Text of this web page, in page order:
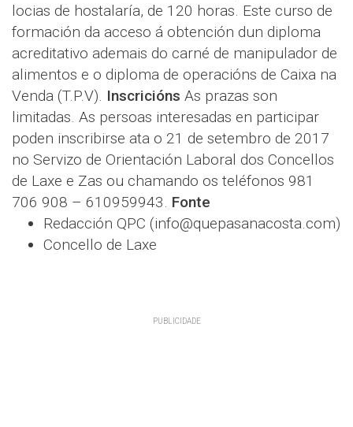
locias de hostalaría, de 120 horas. Este curso de
formación da acceso á obtención dun diploma
acreditativo ademais do carné de manipulador de
alimentos e o diploma de operacións de Caixa na
Venda (T.P.V). Inscricións As prazas son
limitadas. As persoas interesadas en participar
poden inscribirse ata o 21 de setembro de 2017
no Servizo de Orientación Laboral dos Concellos
de Laxe e Zas ou chamando os teléfonos 981
706 908 – 610959943. Fonte
Redacción QPC (info@quepasanacosta.com)
Concello de Laxe